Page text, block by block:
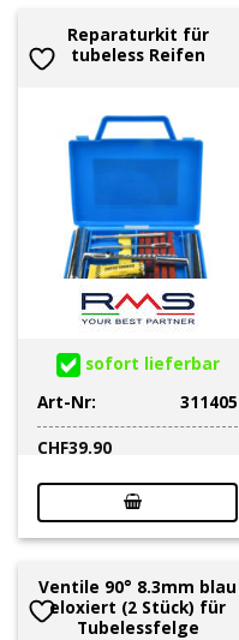
Reparaturkit für
tubeless Reifen
sofort lieferbar
Art-Nr:
311405
CHF39.90
Ventile 90° 8.3mm blau
eloxiert (2 Stück) für
Tubelessfelge